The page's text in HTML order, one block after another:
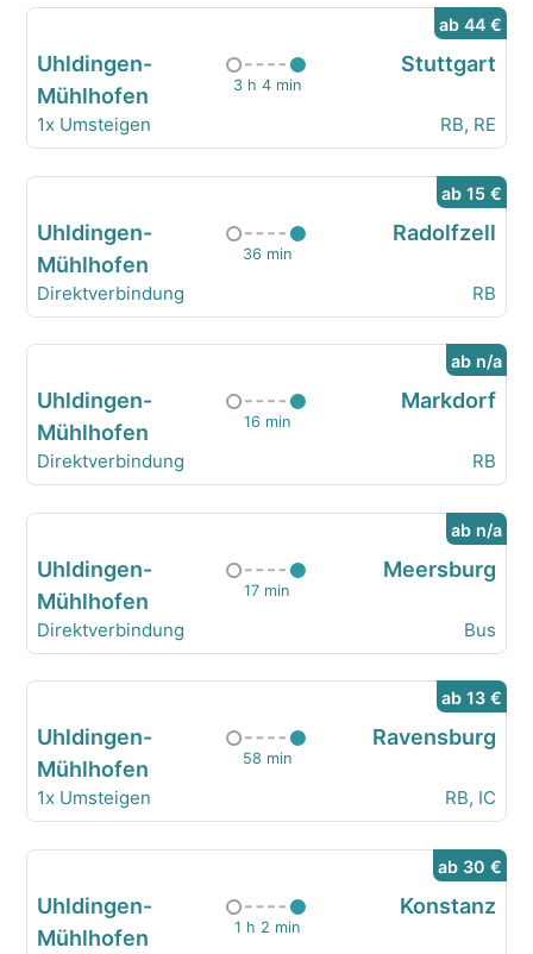
ab 44 €
Uhldingen-
Mühlhofen
3 h 4 min
Stuttgart
1x Umsteigen RB, RE
ab 15 €
Uhldingen-
Mühlhofen
36 min
Radolfzell
Direktverbindung RB
ab n/a
Uhldingen-
Mühlhofen
16 min
Markdorf
Direktverbindung RB
ab n/a
Uhldingen-
Mühlhofen
17 min
Meersburg
Direktverbindung Bus
ab 13 €
Uhldingen-
Mühlhofen
58 min
Ravensburg
1x Umsteigen RB, IC
ab 30 €
Uhldingen-
Mühlhofen
1 h 2 min
Konstanz